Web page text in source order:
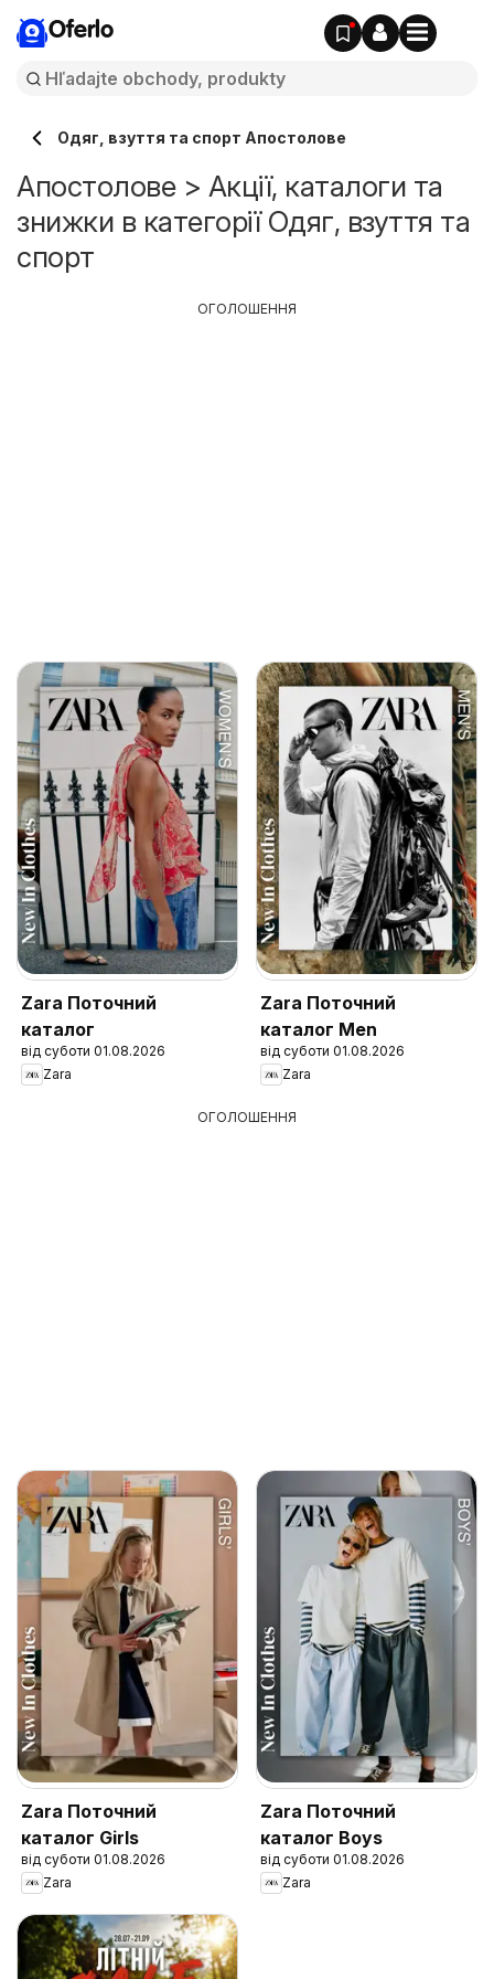
Oferlo
Одяг, взуття та спорт Апостолове
Апостолове > Акції, каталоги та
знижки в категорії Одяг, взуття та
спорт
Zara Поточний
каталог
від суботи 01.08.2026
Zara
Zara Поточний
каталог Men
від суботи 01.08.2026
Zara
ОГОЛОШЕННЯ
ОГОЛОШЕННЯ
Zara Поточний
каталог Girls
від суботи 01.08.2026
Zara
Zara Поточний
каталог Boys
від суботи 01.08.2026
Zara